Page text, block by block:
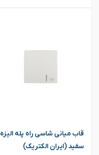
قاب میانی شاسی راه پله الیزه
سفید (ایران الکتریک)